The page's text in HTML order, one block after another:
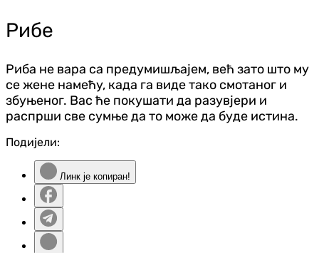
Рибе
Риба не вара са предумишљајем, већ зато што му
се жене намећу, када га виде тако смотаног и
збуњеног. Вас ће покушати да разувјери и
распрши све сумње да то може да буде истина.
Подијели:
Линк је копиран!